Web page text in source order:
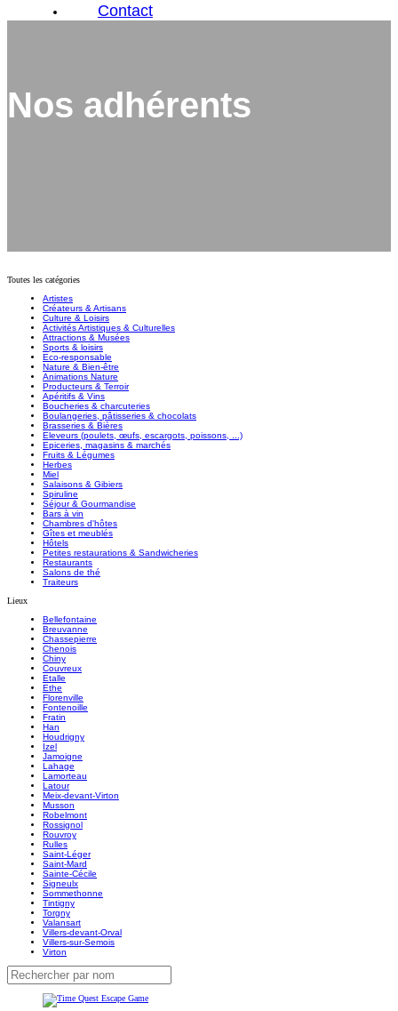
Contact
Nos adhérents
Toutes les catégories
Artistes
Créateurs & Artisans
Culture & Loisirs
Activités Artistiques & Culturelles
Attractions & Musées
Sports & loisirs
Eco-responsable
Nature & Bien-être
Animations Nature
Producteurs & Terroir
Apéritifs & Vins
Boucheries & charcuteries
Boulangeries, pâtisseries & chocolats
Brasseries & Bières
Eleveurs (poulets, œufs, escargots, poissons, ...)
Epiceries, magasins & marchés
Fruits & Légumes
Herbes
Miel
Salaisons & Gibiers
Spiruline
Séjour & Gourmandise
Bars à vin
Chambres d'hôtes
Gîtes et meublés
Hôtels
Petites restaurations & Sandwicheries
Restaurants
Salons de thé
Traiteurs
Lieux
Bellefontaine
Breuvanne
Chassepierre
Chenois
Chiny
Couvreux
Etalle
Ethe
Florenville
Fontenoille
Fratin
Han
Houdrigny
Izel
Jamoigne
Lahage
Lamorteau
Latour
Meix-devant-Virton
Musson
Robelmont
Rossignol
Rouvroy
Rulles
Saint-Léger
Saint-Mard
Sainte-Cécile
Signeulx
Sommethonne
Tintigny
Torgny
Valansart
Villers-devant-Orval
Villers-sur-Semois
Virton